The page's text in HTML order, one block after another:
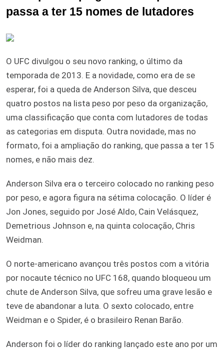
passa a ter 15 nomes de lutadores
O UFC divulgou o seu novo ranking, o último da
temporada de 2013. E a novidade, como era de se
esperar, foi a queda de Anderson Silva, que desceu
quatro postos na lista peso por peso da organização,
uma classificação que conta com lutadores de todas
as categorias em disputa. Outra novidade, mas no
formato, foi a ampliação do ranking, que passa a ter 15
nomes, e não mais dez.
Anderson Silva era o terceiro colocado no ranking peso
por peso, e agora figura na sétima colocação. O líder é
Jon Jones, seguido por José Aldo, Cain Velásquez,
Demetrious Johnson e, na quinta colocação, Chris
Weidman.
O norte-americano avançou três postos com a vitória
por nocaute técnico no UFC 168, quando bloqueou um
chute de Anderson Silva, que sofreu uma grave lesão e
teve de abandonar a luta. O sexto colocado, entre
Weidman e o Spider, é o brasileiro Renan Barão.
Anderson foi o líder do ranking lançado este ano por um